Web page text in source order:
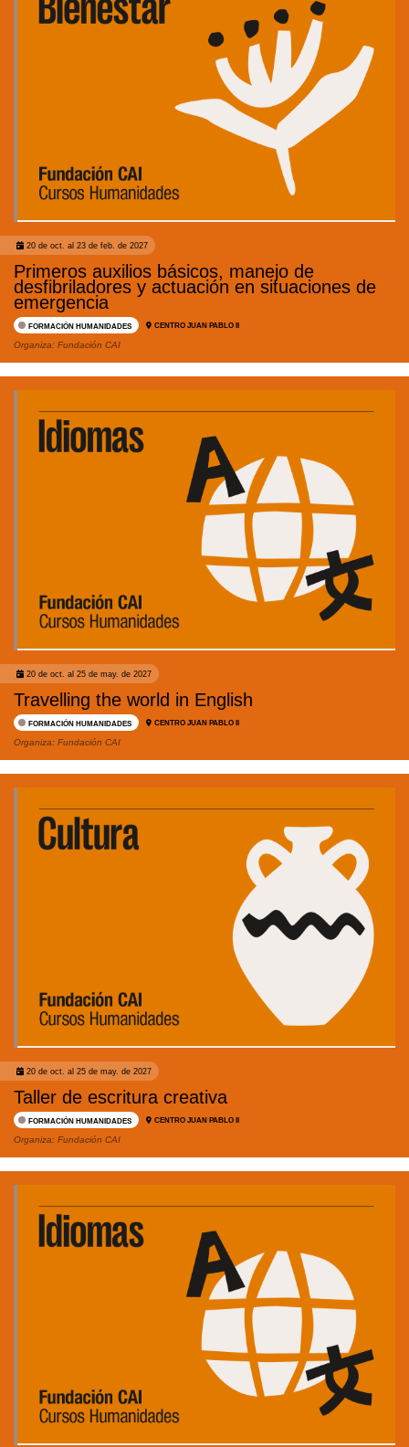
20 de oct. al 23 de feb. de 2027
Primeros auxilios básicos, manejo de
desfibriladores y actuación en situaciones de
emergencia
FORMACIÓN HUMANIDADES CENTRO JUAN PABLO II
Organiza: Fundación CAI
20 de oct. al 25 de may. de 2027
Travelling the world in English
FORMACIÓN HUMANIDADES CENTRO JUAN PABLO II
Organiza: Fundación CAI
20 de oct. al 25 de may. de 2027
Taller de escritura creativa
FORMACIÓN HUMANIDADES CENTRO JUAN PABLO II
Organiza: Fundación CAI